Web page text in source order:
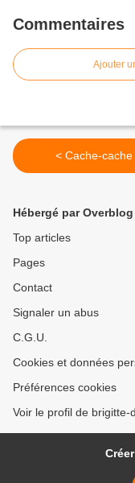
Commentaires
Ajouter
< Cache-cache
Hébergé par Overblog
Top articles
Pages
Contact
Signaler un abus
C.G.U.
Cookies et données
Préférences cookies
Voir le profil de brigitte-